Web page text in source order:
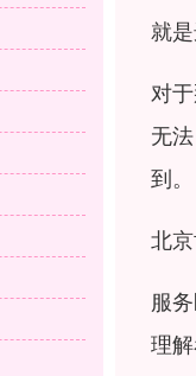
就
对
无
到。
北
服
理